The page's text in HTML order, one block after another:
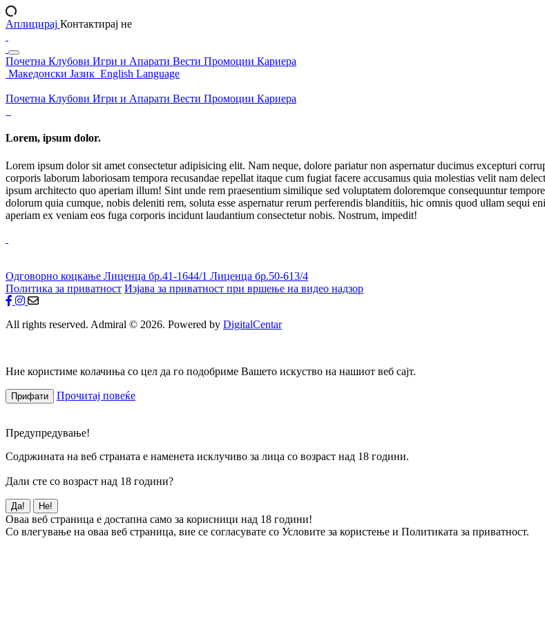
Аплицирај Контактирај не
Почетна Клубови Игри и Апарати Вести Промоции Кариера
Македонски Јазик English Language
Почетна Клубови Игри и Апарати Вести Промоции Кариера
Lorem, ipsum dolor.
Lorem ipsum dolor sit amet consectetur adipisicing elit. Nam neque, dolore pariatur non aspernatur ducimus excepturi
corporis laborum laboriosam tempora recusandae repellat itaque cum fugiat facere accusamus quia molestias velit nam
ipsum architecto quo aperiam illum! Sint unde rem praesentium similique sed voluptatem doloremque consequuntur
dolorum quia cumque, nobis deleniti rem, soluta esse aspernatur rerum perferendis blanditiis, hic omnis quod ullam sequi
aperiam ex veniam eos fuga corporis incidunt laudantium consectetur nobis. Nostrum, impedit!
Одговорно коцкање Лиценца бр.41-1644/1 Лиценца бр.50-613/4
Политика за приватност Изјава за приватност при вршење на видео надзор
All rights reserved. Admiral © 2026. Powered by DigitalCentar
Ние користиме колачиња со цел да го подобриме Вашето искуство на нашиот веб сајт.
Прифати Прочитај повеќе
Предупредување!
Содржината на веб страната е наменета исклучиво за лица со возраст над 18 години.
Дали сте со возраст над 18 години?
Да! Не!
Оваа веб страница е достапна само за корисници над 18 години!
Со влегување на оваа веб страница, вие се согласувате со Условите за користење и Политиката за приватност.